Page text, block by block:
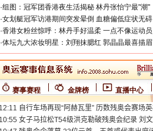
·组图：冠军团香港夜生活揭秘 林丹张怡宁最"潮"
·女划艇冠军访港期间突发晕倒 血糖偏低症状无碍
·香港女粉丝惊呼：林丹手好温柔 一点不像运动员
·体坛九大浓妆明星：刘翔抹腮红 郭晶晶最喜描眉
赛事赛程 金牌榜 直播中心